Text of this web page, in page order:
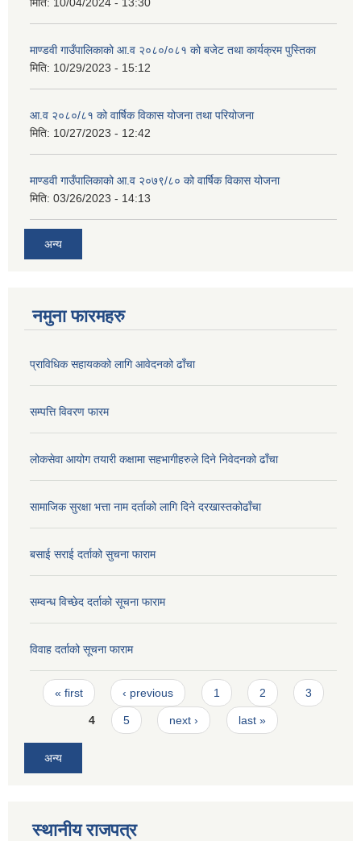
मिति: 10/04/2024 - 13:30
माण्डवी गाउँपालिकाको आ.व २०८०/०८१ को बजेट तथा कार्यक्रम पुस्तिका
मिति: 10/29/2023 - 15:12
आ.व २०८०/८१ को वार्षिक विकास योजना तथा परियोजना
मिति: 10/27/2023 - 12:42
माण्डवी गाउँपालिकाको आ.व २०७९/८० को वार्षिक विकास योजना
मिति: 03/26/2023 - 14:13
अन्य
नमुना फारमहरु
प्राविधिक सहायकको लागि आवेदनको ढाँचा
सम्पत्ति विवरण फारम
लोकसेवा आयोग तयारी कक्षामा सहभागीहरुले दिने निवेदनको ढाँचा
सामाजिक सुरक्षा भत्ता नाम दर्ताको लागि दिने दरखास्तकोढाँचा
बसाई सराई दर्ताको सुचना फाराम
सम्वन्ध विच्छेद दर्ताको सूचना फाराम
विवाह दर्ताको सूचना फाराम
Pages
« first ‹ previous 1 2 3
4 5 next › last »
अन्य
स्थानीय राजपत्र